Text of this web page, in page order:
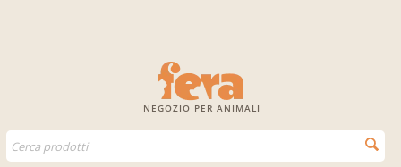
NEGOZIO PER ANIMALI